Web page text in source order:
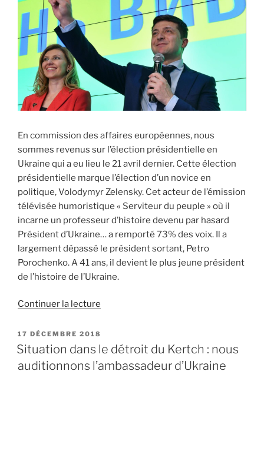
quelles
les
actions
comptent
mener
la
? »
En commission des affaires européennes, nous
sommes revenus sur l’élection présidentielle en
Ukraine qui a eu lieu le 21 avril dernier. Cette élection
présidentielle marque l’élection d’un novice en
politique, Volodymyr Zelensky. Cet acteur de l’émission
télévisée humoristique « Serviteur du peuple » où il
incarne un professeur d’histoire devenu par hasard
Président d’Ukraine… a remporté 73% des voix. Il a
largement dépassé le président sortant, Petro
Porochenko. A 41 ans, il devient le plus jeune président
de l’histoire de l’Ukraine.
Continuer la lecture
Volodymyr
Zelensky
PUBLIÉ
LE
17 DÉCEMBRE 2018
Situation dans le détroit du Kertch : nous
auditionnons l’ambassadeur d’Ukraine